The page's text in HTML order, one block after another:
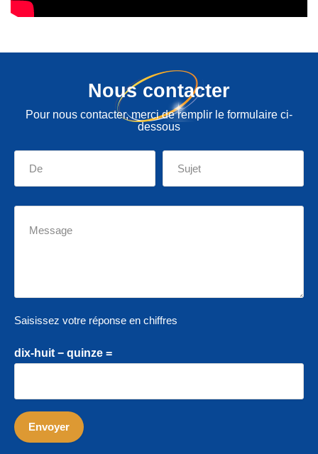
Nous contacter
Pour nous contacter, merci de remplir le formulaire ci-
dessous
Saisissez votre réponse en chiffres
dix-huit − quinze =